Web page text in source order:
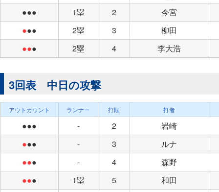
●●●
1塁 2
今宮
●●● 2塁 3
柳田
●●● 2塁 4 李大浩
3回表 中日の攻撃
アウトカウント ランナー 打順 打者
●●● - 2
岩崎
●●● - 3
ルナ
●●● - 4
森野
●●● 1塁 5
和田